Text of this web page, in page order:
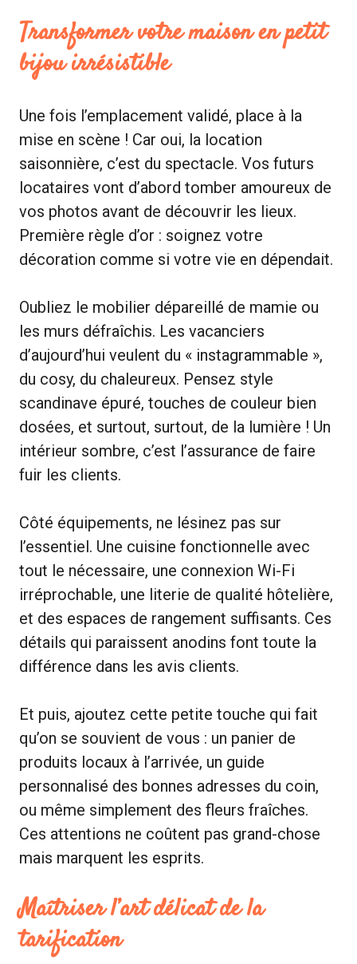
Transformer votre maison en petit
bijou irrésistible
Une fois l’emplacement validé, place à la
mise en scène ! Car oui, la location
saisonnière, c’est du spectacle. Vos futurs
locataires vont d’abord tomber amoureux de
vos photos avant de découvrir les lieux.
Première règle d’or : soignez votre
décoration comme si votre vie en dépendait.
Oubliez le mobilier dépareillé de mamie ou
les murs défraîchis. Les vacanciers
d’aujourd’hui veulent du « instagrammable »,
du cosy, du chaleureux. Pensez style
scandinave épuré, touches de couleur bien
dosées, et surtout, surtout, de la lumière ! Un
intérieur sombre, c’est l’assurance de faire
fuir les clients.
Côté équipements, ne lésinez pas sur
l’essentiel. Une cuisine fonctionnelle avec
tout le nécessaire, une connexion Wi-Fi
irréprochable, une literie de qualité hôtelière,
et des espaces de rangement suffisants. Ces
détails qui paraissent anodins font toute la
différence dans les avis clients.
Et puis, ajoutez cette petite touche qui fait
qu’on se souvient de vous : un panier de
produits locaux à l’arrivée, un guide
personnalisé des bonnes adresses du coin,
ou même simplement des fleurs fraîches.
Ces attentions ne coûtent pas grand-chose
mais marquent les esprits.
Maîtriser l’art délicat de la
tarification